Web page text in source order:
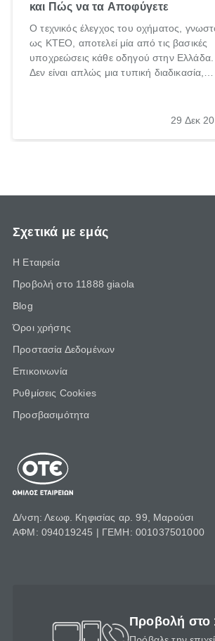
και Πώς να τα Αποφύγετε
Ο τεχνικός έλεγχος του οχήματος,
ως ΚΤΕΟ, αποτελεί μία από τις βασικές
υποχρεώσεις κάθε οδηγού στην Ελλάδα.
Δεν είναι απλώς μια τυπική διαδικασία,
οδηγών και του περιβάλλοντος. Ωστόσο,
29 Δεκ
Σχετικά με εμάς
Η Εταιρεία
Προβολή στο 11888 giaola
Blog
Όροι χρήσης
Προστασία Δεδομένων
Επικοινωνία
Ρυθμίσεις Cookies
Προσβασιμότητα
Δ/νση: Λεωφ. Κηφισίας αρ. 99, Μαρούσι
ΑΦΜ: 094019245 | ΓΕΜΗ: 001037501000
Προβολή στο